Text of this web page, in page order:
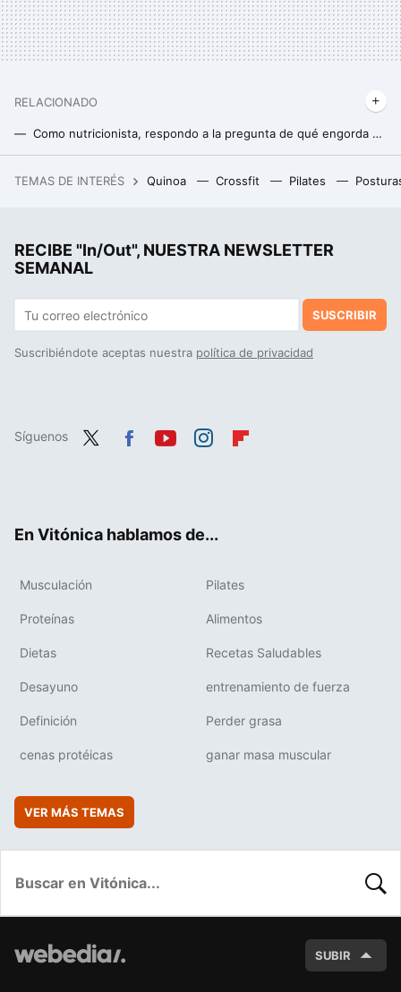
RELACIONADO
Como nutricionista, respondo a la pregunta de qué engorda más: el azúcar o la harina
TEMAS DE INTERÉS Quinoa Crossfit Pilates
RECIBE "In/Out", NUESTRA NEWSLETTER
SEMANAL
SUSCRIBIR
Suscribiéndote aceptas nuestra política de privacidad
Síguenos
En Vitónica hablamos de...
Musculación Pilates
Proteínas Alimentos
Dietas Recetas Saludables
Desayuno entrenamiento de fuerza
Definición Perder grasa
cenas protéicas ganar masa muscular
VER MÁS TEMAS
SUBIR